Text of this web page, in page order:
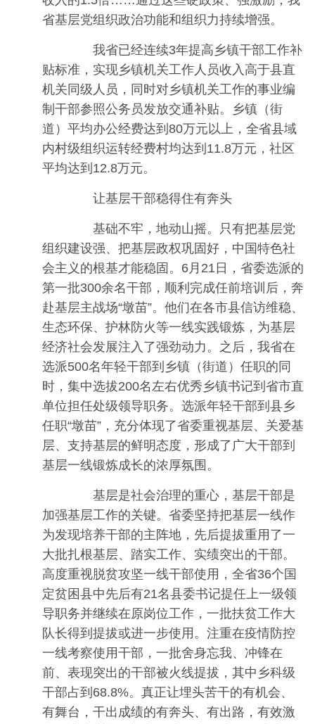
省基层党组织政治功能和组织力持续增强。
我省已经连续3年提高乡镇干部工作补
贴标准，实现乡镇机关工作人员收入高于县直
机关同级人员，同时对乡镇机关工作的事业编
制干部参照公务员发放交通补贴。乡镇（街
道）平均办公经费达到80万元以上，全省县域
内村级组织运转经费村均达到11.8万元，社区
平均达到12.8万元。
让基层干部稳得住有奔头
基础不牢，地动山摇。只有把基层党
组织建设强、把基层政权巩固好，中国特色社
会主义的根基才能稳固。6月21日，省委选派的
第一批300余名干部，顺利完成任前培训后，奔
赴基层主战场“墩苗”。他们在各市县信访维稳、
生态环保、护林防火等一线实践锻炼，为基层
经济社会发展注入了强劲动力。之后，我省在
选派500名年轻干部到乡镇（街道）任职的同
时，集中选拔200名左右优秀乡镇书记到省市直
单位担任处级领导职务。选派年轻干部到县乡
任职“墩苗”，充分体现了省委重视基层、关爱基
层、支持基层的鲜明态度，形成了广大干部到
基层一线锻炼成长的浓厚氛围。
基层是社会治理的重心，基层干部是
加强基层工作的关键。省委坚持把基层一线作
为发现培养干部的主阵地，先后提拔重用了一
大批扎根基层、踏实工作、实绩突出的干部。
高度重视脱贫攻坚一线干部使用，全省36个国
定贫困县中先后有21名县委书记提任上一级领
导职务并继续在原岗位工作，一批扶贫工作大
队长得到提拔或进一步使用。注重在疫情防控
一线考察使用干部，一批舍身忘我、冲锋在
前、表现突出的干部被火线提拔，其中乡科级
干部占到68.8%。真正让埋头苦干的有机会、
有舞台，干出成绩的有奔头、有出路，有效激